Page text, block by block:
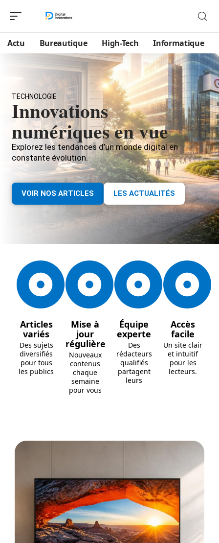
Actu Bureautique High-Tech Informatique
TECHNOLOGIE
Innovations
numériques en vue
Explorez les tendances d’un monde digital en
constante évolution.
VOIR NOS ARTICLES LES ACTUALITÉS
Articles
variés
Des sujets
diversifiés
pour tous
les publics
Mise à
jour
régulière
Nouveaux
contenus
chaque
semaine
pour vous
Équipe
experte
Des
rédacteurs
qualifiés
partagent
leurs
Accès
facile
Un site clair
et intuitif
pour les
lecteurs.